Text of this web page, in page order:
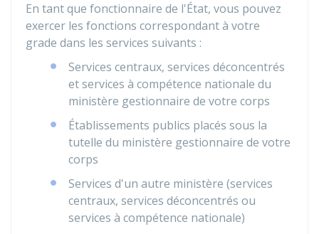
En tant que fonctionnaire de l'État, vous pouvez
exercer les fonctions correspondant à votre
grade dans les services suivants :
Services centraux, services déconcentrés
et services à compétence nationale du
ministère gestionnaire de votre corps
Établissements publics placés sous la
tutelle du ministère gestionnaire de votre
corps
Services d'un autre ministère (services
centraux, services déconcentrés ou
services à compétence nationale)